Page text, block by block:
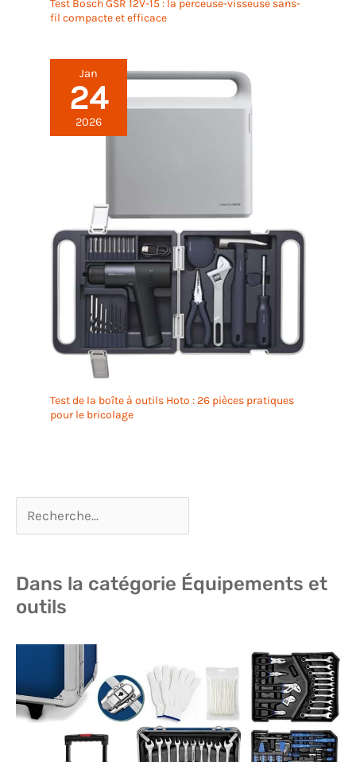
Test Bosch GSR 12V-15 : la perceuse-visseuse sans-
fil compacte et efficace
Jan
24
2026
Test de la boîte à outils Hoto : 26 pièces pratiques
pour le bricolage
Dans la catégorie Équipements et
outils